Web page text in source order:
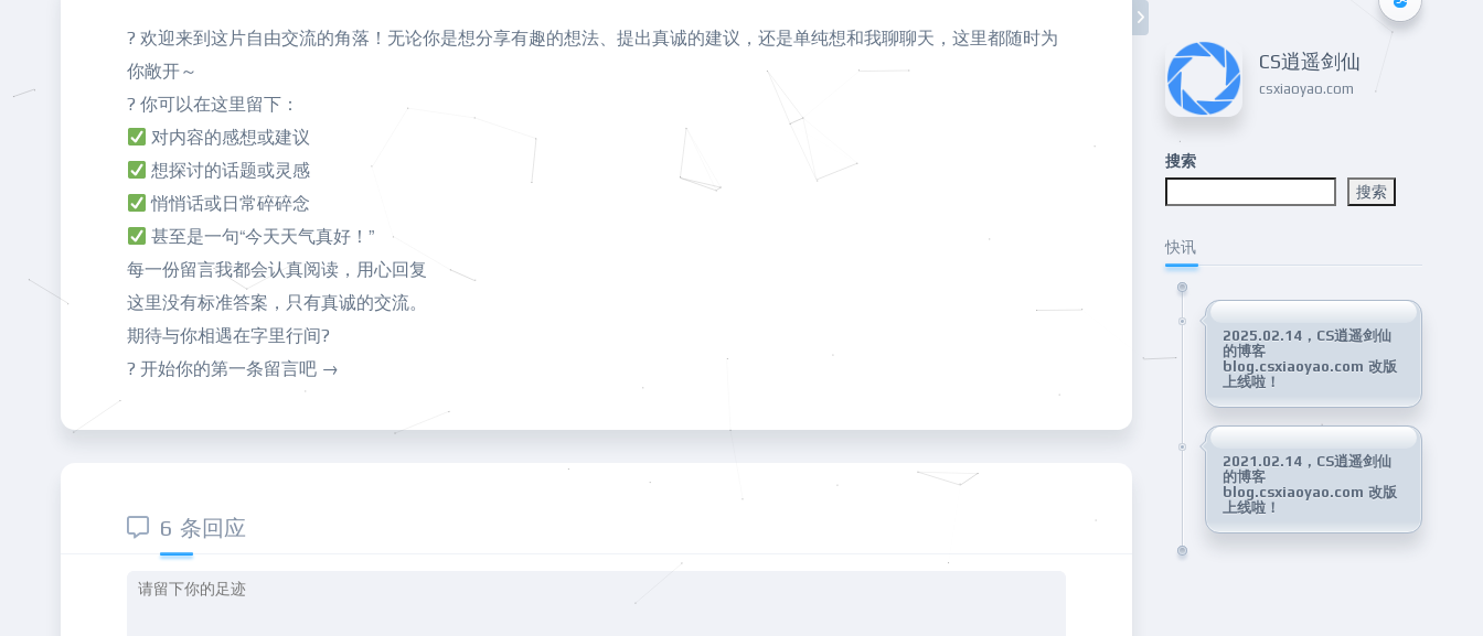
? 欢迎来到这片自由交流的角落！无论你是想分享有趣的想法、提出真诚的建议，还是单纯想和我聊聊天，这里都随时为
你敞开～
? 你可以在这里留下：
对内容的感想或建议
想探讨的话题或灵感
悄悄话或日常碎碎念
甚至是一句“今天天气真好！”
每一份留言我都会认真阅读，用心回复
这里没有标准答案，只有真诚的交流。
期待与你相遇在字里行间?
? 开始你的第一条留言吧 →
6 条回应
CS逍遥剑仙
csxiaoyao.com
搜索
搜索
快讯
2025.02.14，CS逍遥剑仙
的博客
blog.csxiaoyao.com 改版
上线啦！
2021.02.14，CS逍遥剑仙
的博客
blog.csxiaoyao.com 改版
上线啦！